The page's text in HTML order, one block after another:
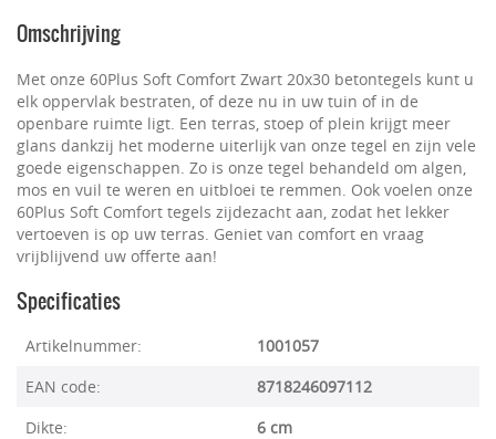
Omschrijving
Met onze 60Plus Soft Comfort Zwart 20x30 betontegels kunt u
elk oppervlak bestraten, of deze nu in uw tuin of in de
openbare ruimte ligt. Een terras, stoep of plein krijgt meer
glans dankzij het moderne uiterlijk van onze tegel en zijn vele
goede eigenschappen. Zo is onze tegel behandeld om algen,
mos en vuil te weren en uitbloei te remmen. Ook voelen onze
60Plus Soft Comfort tegels zijdezacht aan, zodat het lekker
vertoeven is op uw terras. Geniet van comfort en vraag
vrijblijvend uw offerte aan!
Specificaties
Artikelnummer:
1001057
EAN code:
8718246097112
Dikte:
6 cm